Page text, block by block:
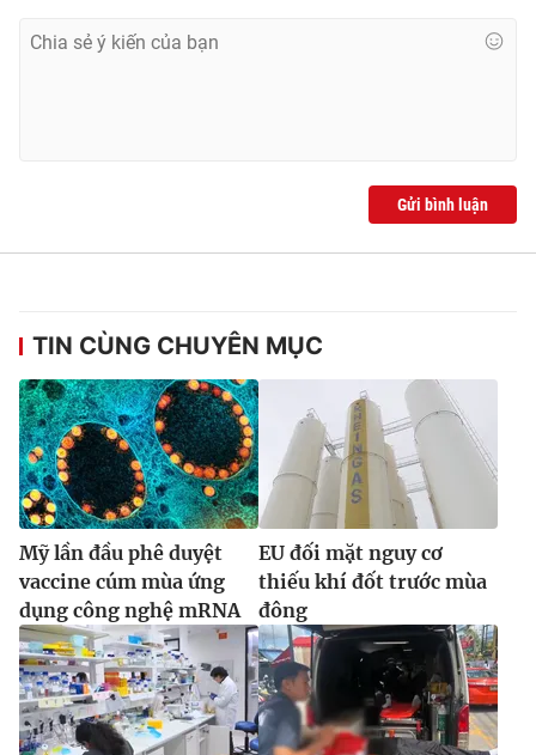
Gửi bình luận
TIN CÙNG CHUYÊN MỤC
Mỹ lần đầu phê duyệt
vaccine cúm mùa ứng
dụng công nghệ mRNA
EU đối mặt nguy cơ
thiếu khí đốt trước mùa
đông